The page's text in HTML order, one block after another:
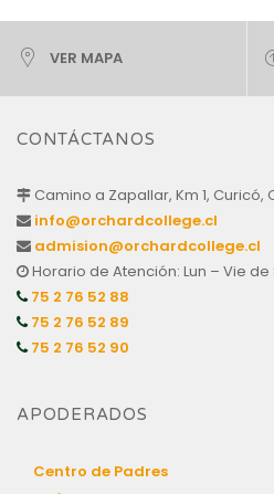
VER MAPA
CONTÁCTANOS
Camino a Zapallar, Km 1, Curicó,
info@orchardcollege.cl
admision@orchardcollege.cl
Horario de Atención: Lun – Vie de
75 2 76 52 88
75 2 76 52 89
75 2 76 52 90
APODERADOS
Centro de Padres